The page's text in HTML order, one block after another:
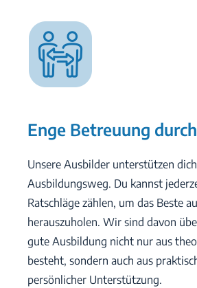
Enge Betreuung
Unsere Ausbilder unterstützen
Ausbildungsweg. Du kannst
Ratschläge zählen, um das Beste
herauszuholen. Wir sind davon
gute Ausbildung nicht nur aus
besteht, sondern auch aus
persönlicher Unterstützung.